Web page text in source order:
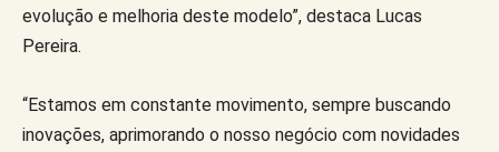
evolução e melhoria deste modelo”, destaca Lucas
Pereira.
“Estamos em constante movimento, sempre buscando
inovações, aprimorando o nosso negócio com novidades